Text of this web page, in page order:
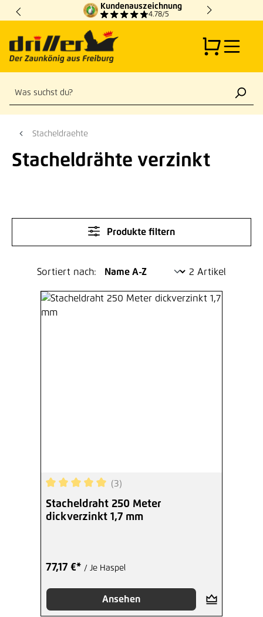
Zum Hauptinhalt springen
Kundenauszeichnung
4.78/5
Stacheldraehte
Stacheldrähte verzinkt
Produkte filtern
Sortiert nach: 2 Artikel
Durchschnittliche Bewertung von 5 von 5
(3)
Stacheldraht 250 Meter
dickverzinkt 1,7 mm
77,17 €* / Je Haspel
Ansehen